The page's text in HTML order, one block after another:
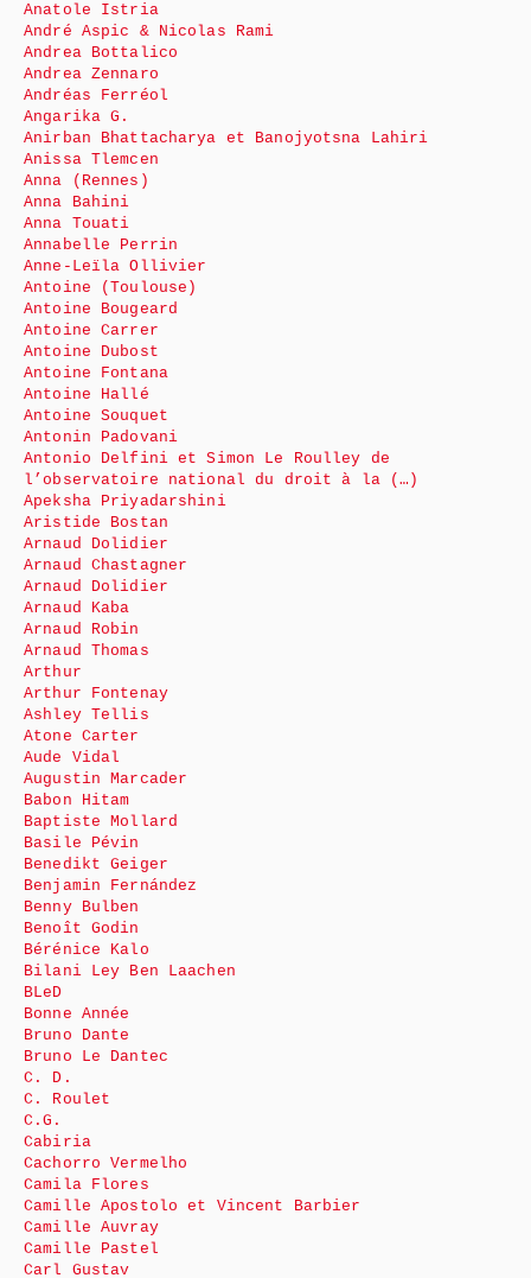
Anatole Istria
André Aspic & Nicolas Rami
Andrea Bottalico
Andrea Zennaro
Andréas Ferréol
Angarika G.
Anirban Bhattacharya et Banojyotsna Lahiri
Anissa Tlemcen
Anna (Rennes)
Anna Bahini
Anna Touati
Annabelle Perrin
Anne-Leïla Ollivier
Antoine (Toulouse)
Antoine Bougeard
Antoine Carrer
Antoine Dubost
Antoine Fontana
Antoine Hallé
Antoine Souquet
Antonin Padovani
Antonio Delfini et Simon Le Roulley de
l’observatoire national du droit à la (…)
Apeksha Priyadarshini
Aristide Bostan
Arnaud Dolidier
Arnaud Chastagner
Arnaud Dolidier
Arnaud Kaba
Arnaud Robin
Arnaud Thomas
Arthur
Arthur Fontenay
Ashley Tellis
Atone Carter
Aude Vidal
Augustin Marcader
Babon Hitam
Baptiste Mollard
Basile Pévin
Benedikt Geiger
Benjamin Fernández
Benny Bulben
Benoît Godin
Bérénice Kalo
Bilani Ley Ben Laachen
BLeD
Bonne Année
Bruno Dante
Bruno Le Dantec
C. D.
C. Roulet
C.G.
Cabiria
Cachorro Vermelho
Camila Flores
Camille Apostolo et Vincent Barbier
Camille Auvray
Camille Pastel
Carl Gustav